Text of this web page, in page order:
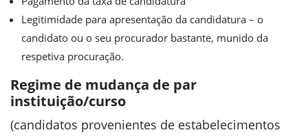
Legitimidade para apresentação da candidatura – o
candidato ou o seu procurador bastante, munido da
respetiva procuração.
Regime de mudança de par
instituição/curso
(candidatos provenientes de estabelecimentos